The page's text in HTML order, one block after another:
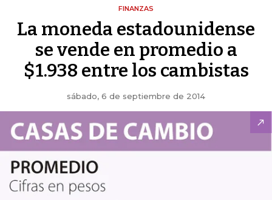
FINANZAS
La moneda estadounidense
se vende en promedio a
$1.938 entre los cambistas
sábado, 6 de septiembre de 2014